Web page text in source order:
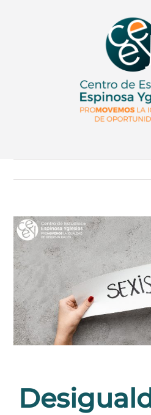
Ver
Imagen
Mas
Grande